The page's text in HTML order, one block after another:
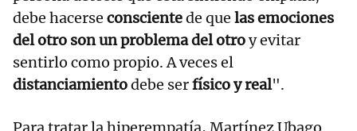
debe hacerse conscientede que las emociones
del otro son un problema del otroy evitar
sentirlo como propio. A veces el
distanciamientodebe serfísico y real".
Para tratar la hiperempatía, Martínez Ubago